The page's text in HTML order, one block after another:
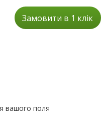
Замовити в 1 клік
вашого поля